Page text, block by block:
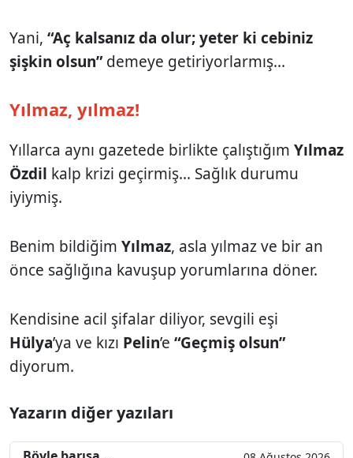
Yani, “Aç kalsanız da olur; yeter ki cebiniz
şişkin olsun”demeye getiriyorlarmış...
Yılmaz, yılmaz!
Yıllarca aynı gazetede birlikte çalıştığım Yılmaz
Özdil kalp krizi geçirmiş... Sağlık durumu
iyiymiş.
Benim bildiğim Yılmaz, asla yılmaz ve bir an
önce sağlığına kavuşup yorumlarına döner.
Kendisine acil şifalar diliyor, sevgili eşi
Hülya’ya ve kızı Pelin’e “Geçmiş olsun”
diyorum.
Yazarın diğer yazıları